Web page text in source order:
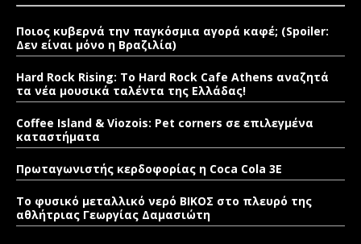
Ποιος κυβερνά την παγκόσμια αγορά καφέ; (Spoiler:
Δεν είναι μόνο η Βραζιλία)
Hard Rock Rising: Το Hard Rock Cafe Athens αναζητά
τα νέα μουσικά ταλέντα της Ελλάδας!
Coffee Island & Viozois: Pet corners σε επιλεγμένα
καταστήματα
Πρωταγωνιστής κερδοφορίας η Coca Cola 3E
Το φυσικό μεταλλικό νερό ΒΙΚΟΣ στο πλευρό της
αθλήτριας Γεωργίας Δαμασιώτη